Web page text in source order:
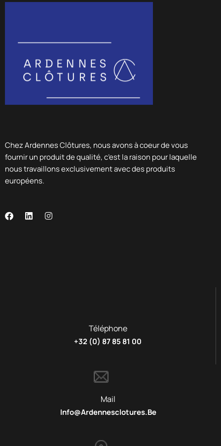
Chez Ardennes Clôtures, nous avons à coeur de vous
fournir un produit de qualité, c’est la raison pour laquelle
nous travaillons exclusivement avec des produits
européens.
Téléphone
+32 (0) 87 85 81 00
Mail
Info@ardennesclotures.be